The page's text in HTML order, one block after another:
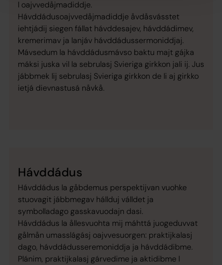
l oajvvedåjmadiddje.
Hávddádusoajvvedåjmadiddje åvdåsvásstet
iehtjádij siegen fállat hávddesajev, hávddádimev,
kremerimav ja lanjáv hávddádussermoniddjaj.
Mávsedum la hávddádusmávso baktu majt gájka
máksi juska vil la sebrulasj Svieriga girkkon jali ij. Jus
jábbmek lij sebrulasj Svieriga girkkon de li aj girkko
ietjá dievnastusá nåvkå.
Hávddádus
Hávddádus la gåbdemus perspektijvan vuohke
stuovagit jábbmegav hállduj válldet ja
symbolladago gasskavuodajn dasi.
Hávddádus la ållesvuohta mij máhttá juogeduvvat
gålmån umasslágásj oajvvesuorgen: praktijkalasj
dago, hávddádusseremoniddja ja hávddádibme.
Plánim, praktijkalasj gárvedime ja aktidibme l